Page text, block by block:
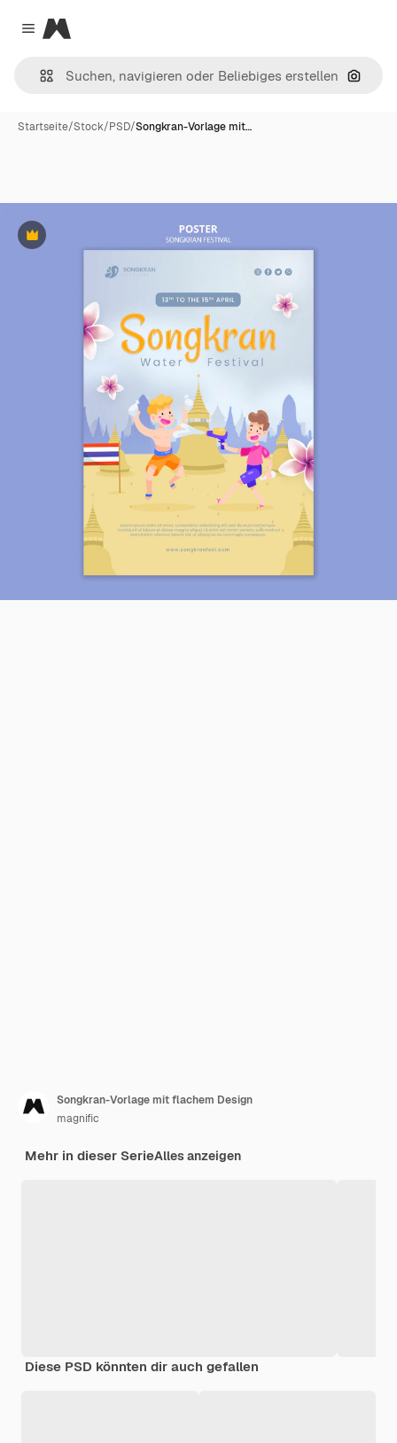
Close menu
Magnific
Nach
Startseite/Stock/PSD/Songkran-Vorlage mit…
Premium
Songkran-Vorlage mit flachem Design
magnific
Mehr in dieser SerieAlles anzeigen
Diese PSD könnten dir auch gefallen